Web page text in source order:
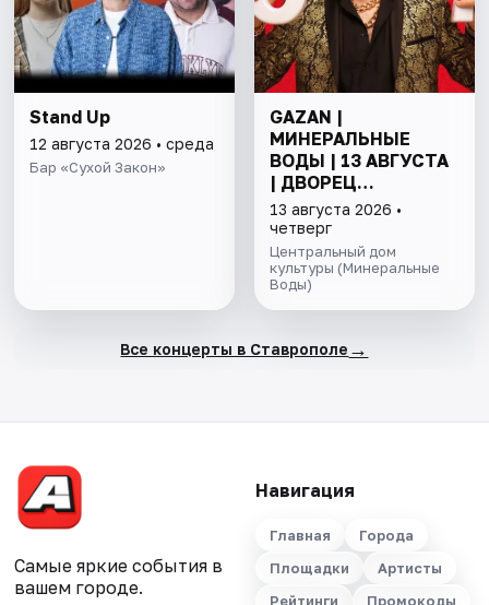
Stand Up
12 августа 2026 • среда
Бар «Сухой Закон»
GAZAN |
МИНЕРАЛЬНЫЕ
ВОДЫ | 13 АВГУСТА
| ДВОРЕЦ
КУЛЬТУРЫ ММО
13 августа 2026 •
четверг
Центральный дом
культуры (Минеральные
Воды)
Все концерты в Ставрополе →
Самые яркие события в
вашем городе.
Навигация
Главная
Города
Площадки
Артисты
Рейтинги
Промокоды